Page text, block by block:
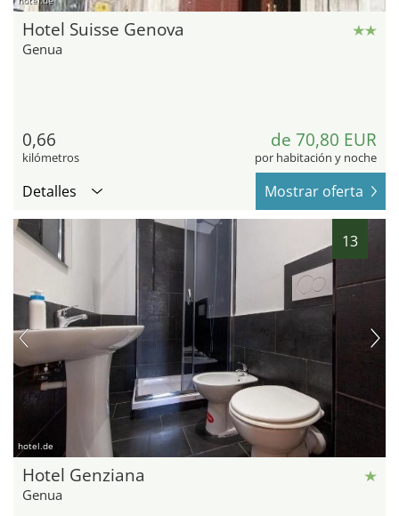
Hotel Suisse Genova
Genua
0,66
kilómetros
de 70,80 EUR
por habitación y noche
Detalles Mostrar oferta
13
hotel.de
Hotel Genziana
Genua